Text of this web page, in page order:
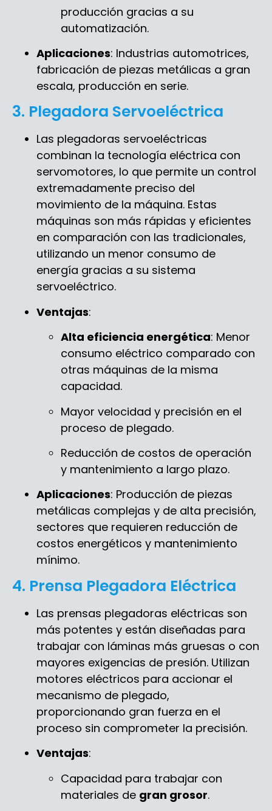
producción gracias a su
automatización.
Aplicaciones: Industrias automotrices,
fabricación de piezas metálicas a gran
escala, producción en serie.
3. Plegadora Servoeléctrica
Las plegadoras servoeléctricas
combinan la tecnología eléctrica con
servomotores, lo que permite un control
extremadamente preciso del
movimiento de la máquina. Estas
máquinas son más rápidas y eficientes
en comparación con las tradicionales,
utilizando un menor consumo de
energía gracias a su sistema
servoeléctrico.
Ventajas:
Alta eficiencia energética: Menor
consumo eléctrico comparado con
otras máquinas de la misma
capacidad.
Mayor velocidad y precisión en el
proceso de plegado.
Reducción de costos de operación
y mantenimiento a largo plazo.
Aplicaciones: Producción de piezas
metálicas complejas y de alta precisión,
sectores que requieren reducción de
costos energéticos y mantenimiento
mínimo.
4. Prensa Plegadora Eléctrica
Las prensas plegadoras eléctricas son
más potentes y están diseñadas para
trabajar con láminas más gruesas o con
mayores exigencias de presión. Utilizan
motores eléctricos para accionar el
mecanismo de plegado,
proporcionando gran fuerza en el
proceso sin comprometer la precisión.
Ventajas:
Capacidad para trabajar con
materiales de gran grosor.